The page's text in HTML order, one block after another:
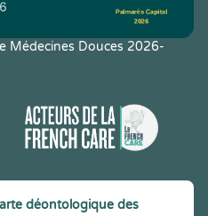
Médecines Douces 2026-
déontologique des